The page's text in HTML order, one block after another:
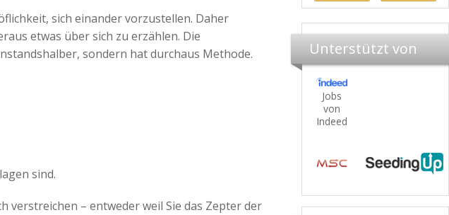
Unterstützt von
Jobs
von
Indeed
sich einander vorzustellen. Daher
etwas über sich zu erzählen. Die
sondern hat durchaus Methode.
sind.
verstreichen – entweder weil Sie das Zepter der